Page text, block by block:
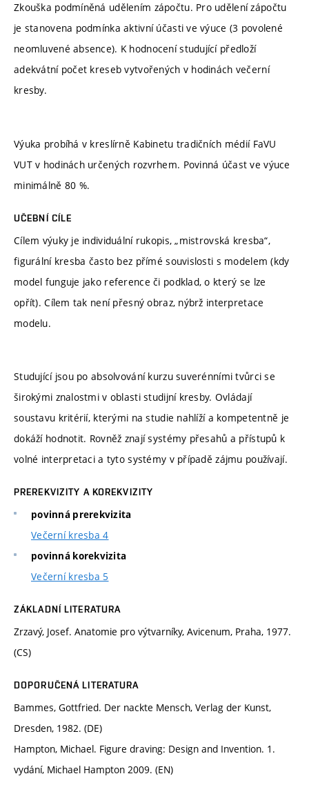
Zkouška podmíněná udělením zápočtu. Pro udělení zápočtu
je stanovena podmínka aktivní účasti ve výuce (3 povolené
neomluvené absence). K hodnocení studující předloží
adekvátní počet kreseb vytvořených v hodinách večerní
kresby.
Výuka probíhá v kreslírně Kabinetu tradičních médií FaVU
VUT v hodinách určených rozvrhem. Povinná účast ve výuce
minimálně 80 %.
UČEBNÍ CÍLE
Cílem výuky je individuální rukopis, „mistrovská kresba“,
figurální kresba často bez přímé souvislosti s modelem (kdy
model funguje jako reference či podklad, o který se lze
opřít). Cílem tak není přesný obraz, nýbrž interpretace
modelu.
Studující jsou po absolvování kurzu suverénními tvůrci se
širokými znalostmi v oblasti studijní kresby. Ovládají
soustavu kritérií, kterými na studie nahlíží a kompetentně je
dokáží hodnotit. Rovněž znají systémy přesahů a přístupů k
volné interpretaci a tyto systémy v případě zájmu používají.
PREREKVIZITY A KOREKVIZITY
povinná prerekvizita
Večerní kresba 4
povinná korekvizita
Večerní kresba 5
ZÁKLADNÍ LITERATURA
Zrzavý, Josef. Anatomie pro výtvarníky, Avicenum, Praha, 1977.
(CS)
DOPORUČENÁ LITERATURA
Bammes, Gottfried. Der nackte Mensch, Verlag der Kunst,
Dresden, 1982. (DE)
Hampton, Michael. Figure draving: Design and Invention. 1.
vydání, Michael Hampton 2009. (EN)